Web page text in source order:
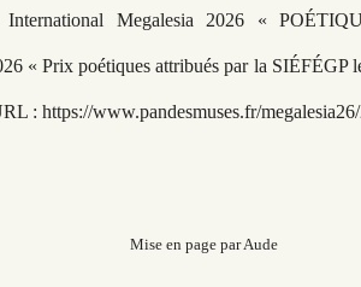
International Megalesia 2026 «
« Prix poétiques attribués par la SIÉFÉGP
: https://www.pandesmuses.fr/
Mise en page par Aude